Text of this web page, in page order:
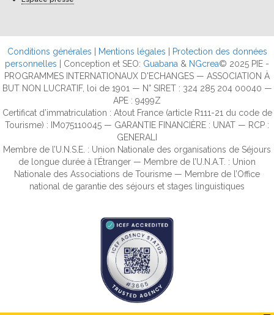
Conditions générales Mentions légales
Protection des données
personnelles | Conception et SEO: Guabana & NGcrea© 2025 PIE -
PROGRAMMES INTERNATIONAUX D'ECHANGES — ASSOCIATION À
BUT NON LUCRATIF, loi de 1901 — N° SIRET : 324 285 204 00040 —
APE : 9499Z
Certificat d’immatriculation : Atout France (article R111-21 du code de
Tourisme) : IM075110045 — GARANTIE FINANCIÈRE : UNAT — RCP :
GENERALI
Membre de l’U.N.S.E. : Union Nationale des organisations de Séjours
de longue durée à l’Étranger — Membre de l’U.N.A.T. : Union
Nationale des Associations de Tourisme — Membre de l’Office
national de garantie des séjours et stages linguistiques